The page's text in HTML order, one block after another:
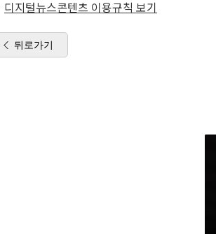
디지털뉴스콘텐츠 이용규칙 보기
뒤로가기